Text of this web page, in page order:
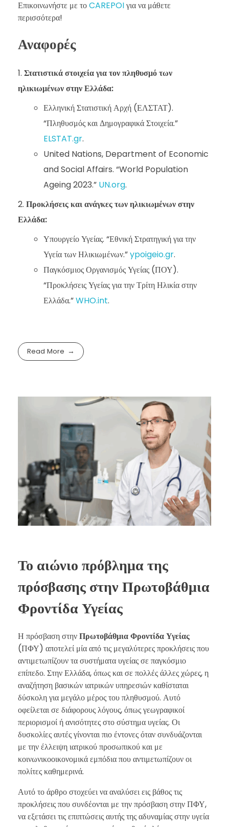
Επικοινωνήστε με τοCAREPOIγια να μάθετε
περισσότερα!
Αναφορές
Στατιστικά στοιχεία για τον πληθυσμό των
ηλικιωμένων στην Ελλάδα:
Ελληνική Στατιστική Αρχή (ΕΛΣΤΑΤ).
“Πληθυσμός και Δημογραφικά Στοιχεία.”
ELSTAT.gr.
United Nations, Department of Economic
and Social Affairs. “World Population
Ageing 2023.” UN.org.
Προκλήσεις και ανάγκες των ηλικιωμένων στην
Ελλάδα:
Υπουργείο Υγείας. “Εθνική Στρατηγική για την
Υγεία των Ηλικιωμένων.”ypoigeio.gr.
Παγκόσμιος Οργανισμός Υγείας (ΠΟΥ).
“Προκλήσεις Υγείας για την Τρίτη Ηλικία στην
Ελλάδα.”WHO.int.
Read More
Το αιώνιο πρόβλημα της
πρόσβασης στην Πρωτοβάθμια
Φροντίδα Υγείας
Η πρόσβαση στηνΠρωτοβάθμια Φροντίδα Υγείας
(ΠΦΥ) αποτελεί μία από τις μεγαλύτερες προκλήσεις που
αντιμετωπίζουν τα συστήματα υγείας σε παγκόσμιο
επίπεδο. Στην Ελλάδα, όπως και σε πολλές άλλες χώρες, η
αναζήτηση βασικών ιατρικών υπηρεσιών καθίσταται
δύσκολη για μεγάλο μέρος του πληθυσμού. Αυτό
οφείλεται σε διάφορους λόγους, όπως γεωγραφικοί
περιορισμοί ή ανισότητες στο σύστημα υγείας. Οι
δυσκολίες αυτές γίνονται πιο έντονες όταν συνδυάζονται
με την έλλειψη ιατρικού προσωπικού και με
κοινωνικοοικονομικά εμπόδια που αντιμετωπίζουν οι
πολίτες καθημερινά.
Αυτό το άρθρο στοχεύει να αναλύσει εις βάθος τις
προκλήσεις που συνδέονται με την πρόσβαση στην ΠΦΥ,
να εξετάσει τις επιπτώσεις αυτής της αδυναμίας στην υγεία